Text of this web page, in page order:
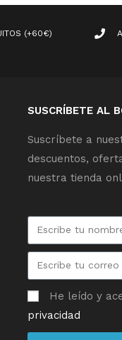
(+60€)
SUSCRÍBETE AL
Suscríbete a
descuentos,
nuestra tienda
He leído y
privacidad